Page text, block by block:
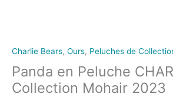
Charlie Bears, Ours, Peluches de
Panda en Peluche
Collection Mohair 2023